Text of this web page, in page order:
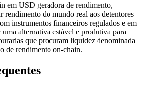
em USD geradora de rendimento,
rendimento do mundo real aos detentores
instrumentos financeiros regulados e em
alternativa estável e produtiva para
que procuram liquidez denominada
de rendimento on-chain.